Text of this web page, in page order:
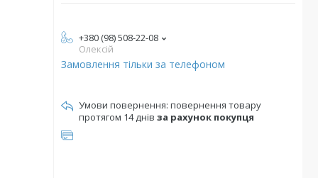
+380 (98) 508-22-08
Олексій
Замовлення тільки за телефоном
повернення товару
протягом 14 днів за рахунок покупця